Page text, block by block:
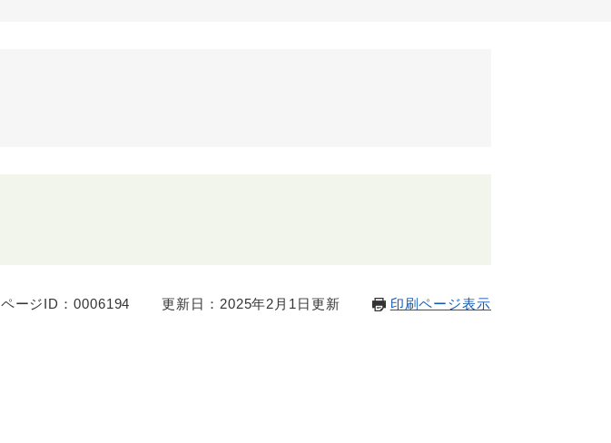
ページID：0006194 更新日：2025年2月1日更新 印刷ページ表示